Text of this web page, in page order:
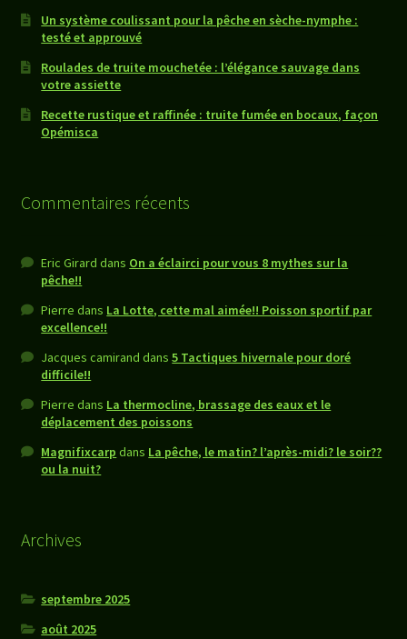
Un système coulissant pour la pêche en sèche-nymphe :
testé et approuvé
Roulades de truite mouchetée : l’élégance sauvage dans
votre assiette
Recette rustique et raffinée : truite fumée en bocaux, façon
Opémisca
Commentaires récents
Eric Girard dans On a éclairci pour vous 8 mythes sur la
pêche!!
Pierre dans La Lotte, cette mal aimée!! Poisson sportif par
excellence!!
Jacques camirand dans5 Tactiques hivernale pour doré
difficile!!
Pierre dans La thermocline, brassage des eaux et le
déplacement des poissons
Magnifixcarp dans La pêche, le matin? l’après-midi? le soir??
ou la nuit?
Archives
septembre 2025
août 2025